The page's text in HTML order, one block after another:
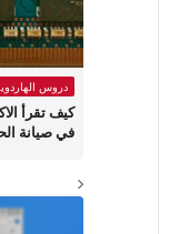
دروس
كيف تقرأ
في صيانة